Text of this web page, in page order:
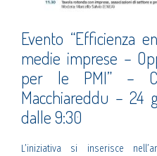
Evento “Efficienza
medie imprese –
per le PMI” –
Macchiareddu – 24
dalle 9:30
L’iniziativa si inserisce